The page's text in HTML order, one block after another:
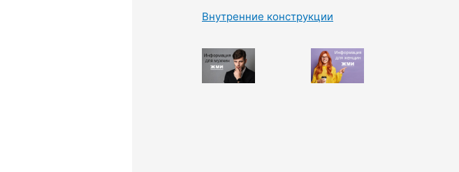
Внутренние конструкции